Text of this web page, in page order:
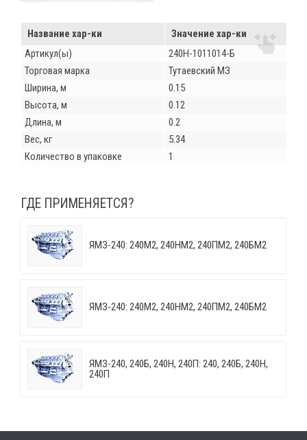
Название хар-ки
Значение хар-ки
Артикул(ы)
240Н-1011014-Б
Торговая марка
Тутаевский МЗ
Ширина, м
0.15
Высота, м
0.12
Длина, м
0.2
Вес, кг
5.34
Количество в упаковке
1
ГДЕ ПРИМЕНЯЕТСЯ?
ЯМЗ-240: 240М2, 240НМ2, 240ПМ2, 240БМ2
ЯМЗ-240: 240М2, 240НМ2, 240ПМ2, 240БМ2
ЯМЗ-240, 240Б, 240Н, 240П: 240, 240Б, 240Н,
240П